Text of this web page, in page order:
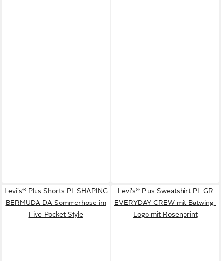
Levi's® Plus Shorts PL SHAPING
BERMUDA DA Sommerhose im
Five-Pocket Style
Levi's® Plus Sweatshirt PL GR
EVERYDAY CREW mit Batwing-
Logo mit Rosenprint